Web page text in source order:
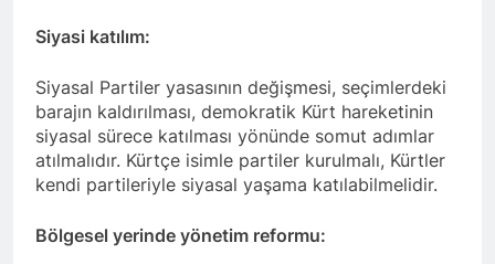
Vakfı’nı ziyaret etti.
3 Yıl Ago
BASINA VE
KAMUOYUNA
3 Yıl Ago
Mart 2024 tarihinde
yapılacak olan yerel
Siyasi katılım:
Siyasal Partiler yasasının değişmesi, seçimlerdeki
barajın kaldırılması, demokratik Kürt hareketinin
siyasal sürece katılması yönünde somut adımlar
atılmalıdır. Kürtçe isimle partiler kurulmalı, Kürtler
kendi partileriyle siyasal yaşama katılabilmelidir.
Bölgesel yerinde yönetim reformu: